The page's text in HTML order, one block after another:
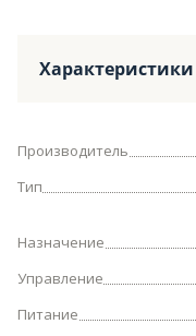
Производитель
Тип
Назначение
Управление
Питание